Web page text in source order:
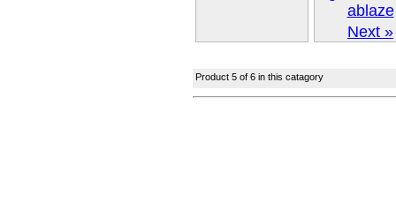
Next »
Product 5 of 6 in this catagory